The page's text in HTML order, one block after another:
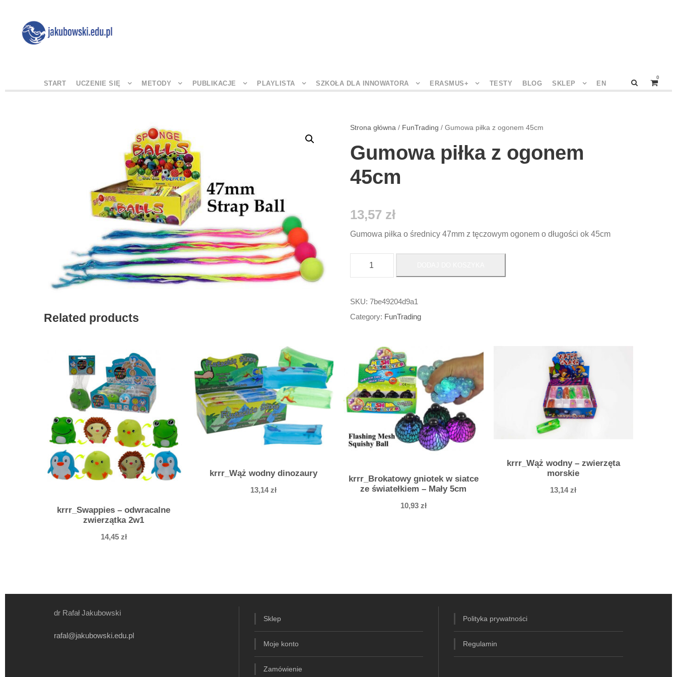
START UCZENIE SIĘ METODY PUBLIKACJE PLAYLISTA SZKOŁA DLA INNOWATORA ERASMUS+ TESTY BLOG SKLEP EN
0
Strona główna / FunTrading / Gumowa piłka z ogonem 45cm
Gumowa piłka z ogonem
45cm
13,57 zł
Gumowa piłka o średnicy 47mm z tęczowym ogonem o długości ok 45cm
ś
ć
a
p
ł
z
SKU:7be49204d9a1
Category: FunTrading
Related products
krrr_Swappies – odwracalne
zwierzątka 2w1
14,45 zł
krrr_Wąż wodny dinozaury
13,14zł
krrr_Brokatowy gniotek w siatce
ze światełkiem – Mały 5cm
10,93 zł
krrr_Wąż wodny – zwierzęta
morskie
13,14zł
dr Rafał Jakubowski
rafal@jakubowski.edu.pl
Sklep
Moje konto
Zamówienie
Polityka prywatności
Regulamin